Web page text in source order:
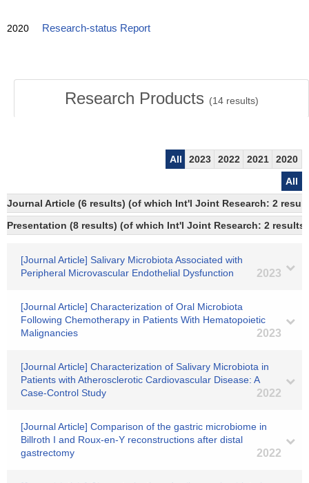
2020 Research-status Report
Research Products (14results)
All 2023 2022 2021
2020
All
Journal Article (6 results) (of which Int'l Joint Research: 2
Presentation (8 results) (of which Int'l Joint Research: 2 results)
[Journal Article] Salivary Microbiota Associated with
Peripheral Microvascular Endothelial Dysfunction
2023
[Journal Article] Characterization of Oral Microbiota
Following Chemotherapy in Patients With Hematopoietic
Malignancies
2023
[Journal Article] Characterization of Salivary Microbiota in
Patients with Atherosclerotic Cardiovascular Disease: A
Case-Control Study
2022
[Journal Article] Comparison of the gastric microbiome in
Billroth I and Roux-en-Y reconstructions after distal
gastrectomy
2022